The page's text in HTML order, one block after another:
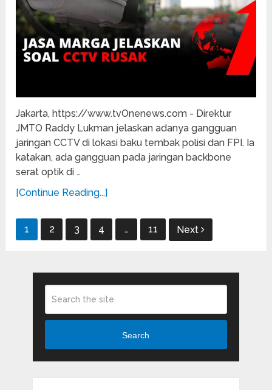
Jakarta, https://www.tvOnenews.com - Direktur
JMTO Raddy Lukman jelaskan adanya gangguan
jaringan CCTV di lokasi baku tembak polisi dan FPI. Ia
katakan, ada gangguan pada jaringan backbone
serat optik di …
[Continue Reading...]
Posts
1 2 3 4 … 11 Next
Search